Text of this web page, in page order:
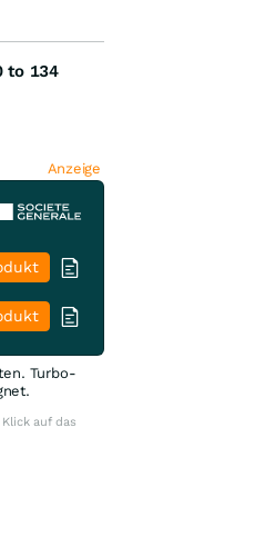
to 134
Anzeige
Turbo-
auf das